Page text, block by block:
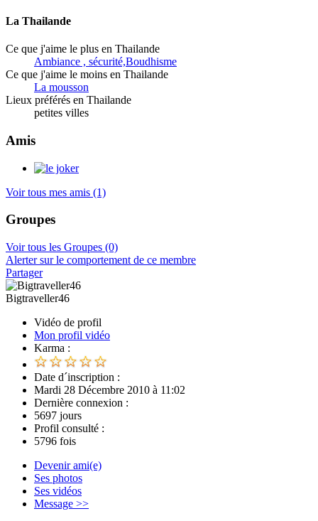
La Thailande
Ce que j'aime le plus en Thailande
Ambiance , sécurité,Boudhisme
Ce que j'aime le moins en Thailande
La mousson
Lieux préférés en Thailande
petites villes
Amis
Voir tous mes amis (1)
Groupes
Voir tous les Groupes (0)
Alerter sur le comportement de ce membre
Partager
Bigtraveller46
Vidéo de profil
Mon profil vidéo
Karma :
Date d´inscription :
Mardi 28 Décembre 2010 à 11:02
Dernière connexion :
5697 jours
Profil consulté :
5796 fois
Devenir ami(e)
Ses photos
Ses vidéos
Message >>